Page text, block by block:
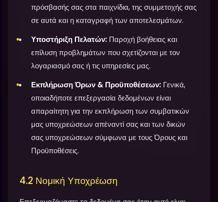
πρόσβασής σας στα παιχνίδια, της συμμετοχής σας
σε αυτά και η καταγραφή των αποτελεσμάτων.
Υποστήριξη Πελατών: Παροχή βοήθειας και
επίλυση προβλημάτων που σχετίζονται με τον
λογαριασμό σας ή τις υπηρεσίες μας.
Εκπλήρωση Όρων & Προϋποθέσεων: Γενικά,
οποιαδήποτε επεξεργασία δεδομένων είναι
απαραίτητη για την εκπλήρωση των συμβατικών
μας υποχρεώσεων απέναντί σας και των δικών
σας υποχρεώσεων σύμφωνα με τους Όρους και
Προϋποθέσεις.
4.2 Νομική Υποχρέωση